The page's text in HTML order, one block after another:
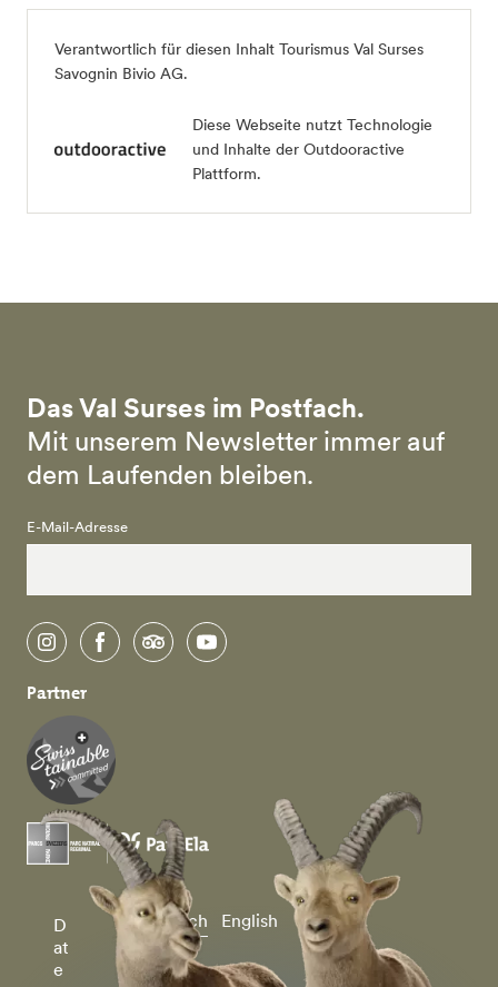
Verantwortlich für diesen Inhalt Tourismus Val Surses
Savognin Bivio AG.
Diese Webseite nutzt Technologie
und Inhalte der Outdooractive
Plattform.
Das Val Surses im Postfach.
Mit unserem Newsletter immer auf
dem Laufenden bleiben.
E-Mail-Adresse
instagramfacebooktripadvisoryoutube
Partner
D
at
e
Deutsch English